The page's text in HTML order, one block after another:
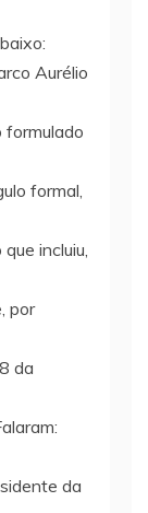
Aurélio
formulado
formal,
incluiu,
por
da
da